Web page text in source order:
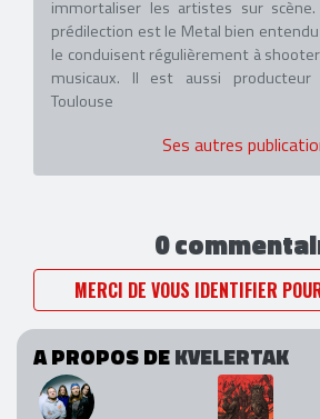
immortaliser les artistes sur
prédilection est le Metal bien
le conduisent régulièrement à
musicaux. Il est aussi
Toulouse
Ses autres
0
MERCI DE VOUS IDENTIFIER
A PROPOS DEKVELERTAK